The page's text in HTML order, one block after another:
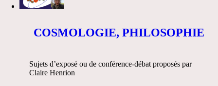
COSMOLOGIE, PHILOSOPHIE
Sujets d’exposé ou de conférence-débat proposés par
Claire Henrion